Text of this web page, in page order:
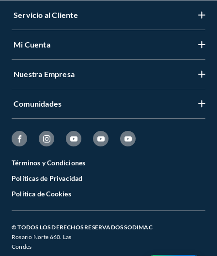
Servicio al Cliente
Mi Cuenta
Nuestra Empresa
Comunidades
Términos y Condiciones
Políticas de Privacidad
Política de Cookies
© TODOS LOS DERECHOS RESERVADOS SODIMAC
Rosario Norte 660. Las
Condes